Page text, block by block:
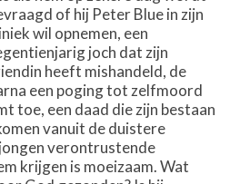
of hij Peter Blue in zijn
wil opnemen, een
joch dat zijn
heeft mishandeld, de
een poging tot zelfmoord
toe, een daad die zijn bestaan
vanuit de duistere
verontrustende
krijgen is moeizaam. Wat